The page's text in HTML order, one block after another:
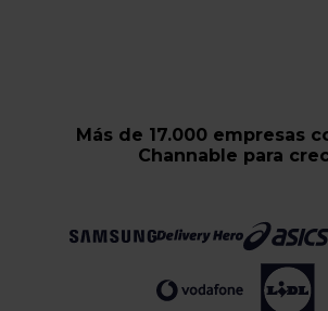
Más de 17.000 empresas
Channable para